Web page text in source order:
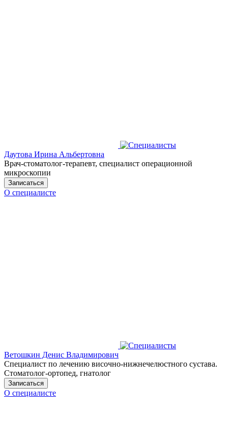
Даутова Ирина Альбертовна
Врач-стоматолог-терапевт, специалист операционной
микроскопии
Записаться
О специалисте
Ветошкин Денис Владимирович
Специалист по лечению височно-нижнечелюстного сустава.
Стоматолог-ортопед, гнатолог
Записаться
О специалисте